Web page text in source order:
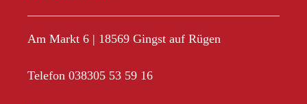
Am Markt 6 | 18569 Gingst auf Rügen
Telefon 038305 53 59 16